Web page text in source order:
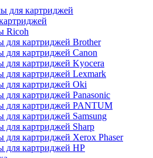
для картриджей
Ricoh
для картриджей Brother
для картриджей Canon
для картриджей Kyocera
для картриджей Lexmark
для картриджей Oki
для картриджей Panasonic
для картриджей PANTUM
для картриджей Samsung
для картриджей Sharp
для картриджей Xerox Phaser
для картриджей НР